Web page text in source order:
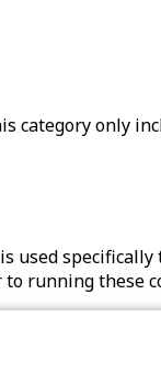
only
running these